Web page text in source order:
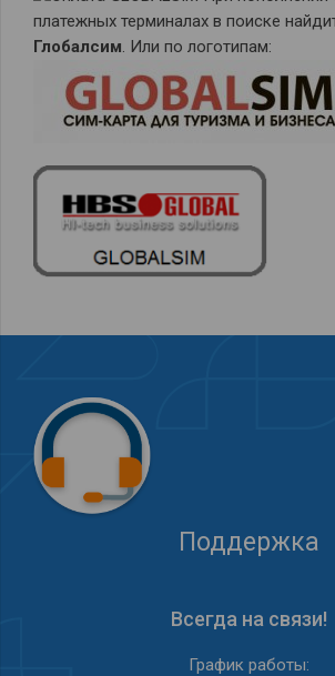
платежных терминалах в поиске
Глобалсим. Или по логотипам:
Поддержка
Всегда на связи!
График работы: